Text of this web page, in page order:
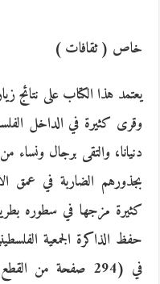
خاص ( ثقافات )
يعتمد هذا الكتاب على
وقرى كثيرة في الداخل
دنيانا، والتقى برجال
بجذورهم الضاربة في عمق
كثيرة مزجها في سطوره
حفظ الذاكرة الجمعية
في (294 صفحة من